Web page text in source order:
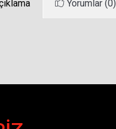
Yorumlar (0)